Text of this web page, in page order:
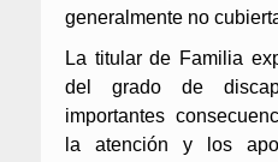
generalmente no
La titular de Familia
del grado de
importantes
la atención y los